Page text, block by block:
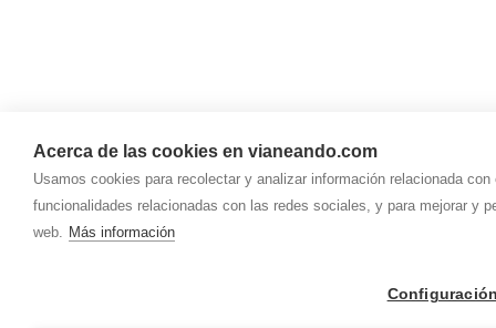
Acerca de las cookies en vianeando.com
Usamos cookies para recolectar y analizar información relacionada
funcionalidades relacionadas con las redes sociales, y para mejorar y
web. Más información